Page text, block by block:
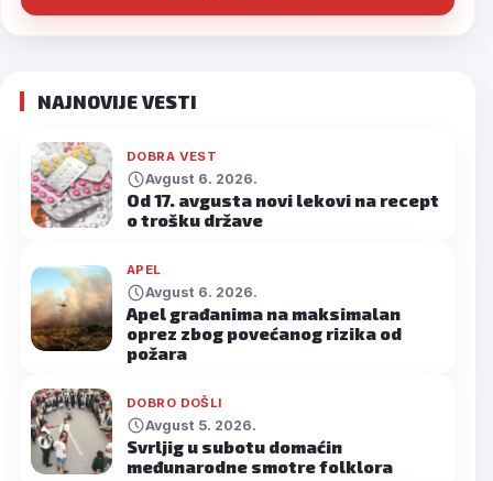
NAJNOVIJE VESTI
DOBRA VEST
Avgust 6. 2026.
Od 17. avgusta novi lekovi na recept
o trošku države
APEL
Avgust 6. 2026.
Apel građanima na maksimalan
oprez zbog povećanog rizika od
požara
DOBRO DOŠLI
Avgust 5. 2026.
Svrljig u subotu domaćin
međunarodne smotre folklora